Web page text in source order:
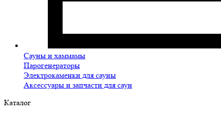
Сауны и хаммамы
Парогенераторы
Электрокаменки для сауны
Аксессуары и запчасти для саун
Каталог